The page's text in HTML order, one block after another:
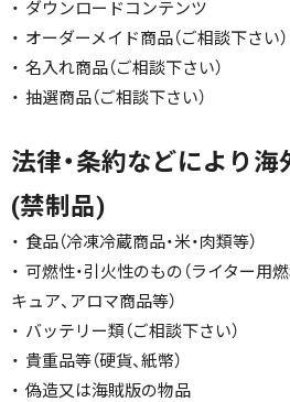
・ ダウンロードコンテンツ
・ オーダーメイド商品（ご相談下さい）
・ 名入れ商品（ご相談下さい）
・ 抽選商品（ご相談下さい）
法律・条約などにより
(禁制品)
・ 食品（冷凍冷蔵商品・米・肉類等）
・ 可燃性・引火性のもの（ライター用
キュア、アロマ商品等）
・ バッテリー類（ご相談下さい）
・ 貴重品等（硬貨、紙幣）
・ 偽造又は海賊版の物品